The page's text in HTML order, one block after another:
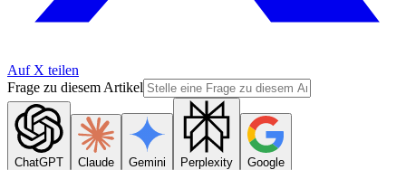
Auf X teilen
Frage zu diesem Artikel
ChatGPT Claude Gemini Perplexity Google